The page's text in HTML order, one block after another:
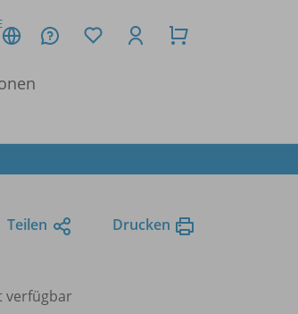
Teilen Drucken
verfügbar